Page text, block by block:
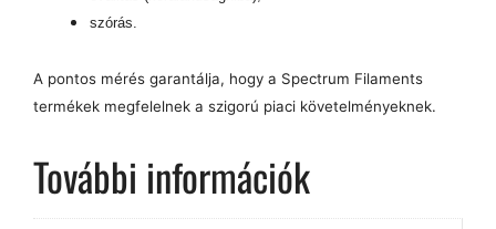
szórás.
A pontos mérés garantálja, hogy a Spectrum Filaments
termékek megfelelnek a szigorú piaci követelményeknek.
További információk